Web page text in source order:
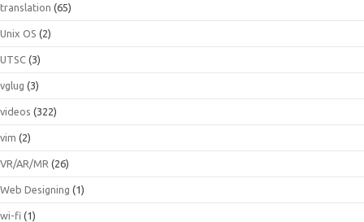
translation (65)
Unix OS (2)
UTSC (3)
vglug (3)
videos (322)
vim (2)
VR/AR/MR (26)
Web Designing (1)
wi-fi (1)